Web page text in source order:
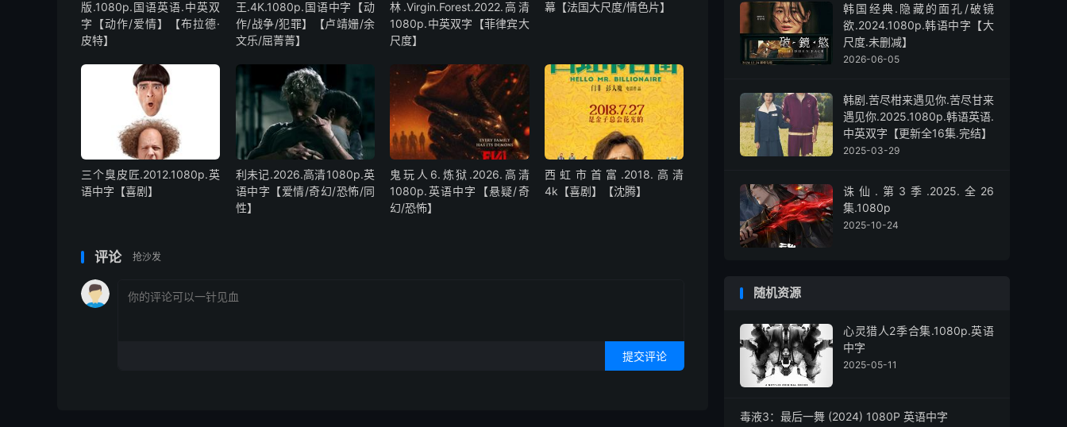
版.1080p.国语英语.中英双
字【动作/爱情】【布拉德·
皮特】
王.4K.1080p.国语中字【动
作/战争/犯罪】【卢靖姗/余
文乐/屈菁菁】
林.Virgin.Forest.2022.高清
1080p.中英双字【菲律宾大
尺度】
幕【法国大尺度/情色片】
三个臭皮匠.2012.1080p.英
语中字【喜剧】
利未记.2026.高清1080p.英
语中字【爱情/奇幻/恐怖/同
性】
鬼玩人6.炼狱.2026.高清
1080p.英语中字【悬疑/奇
幻/恐怖】
西虹市首富.2018.高清
4k【喜剧】【沈腾】
评论 抢沙发
提交评论
韩国经典.隐藏的面孔/破镜
欲.2024.1080p.韩语中字【大
尺度.未删减】
2026-06-05
韩剧.苦尽柑来遇见你.苦尽甘来
遇见你.2025.1080p.韩语英语.
中英双字【更新全16集.完结】
2025-03-29
诛仙.第3季.2025.全26
集.1080p
2025-10-24
随机资源
心灵猎人2季合集.1080p.英语
中字
2025-05-11
毒液3：最后一舞 (2024) 1080P 英语中字